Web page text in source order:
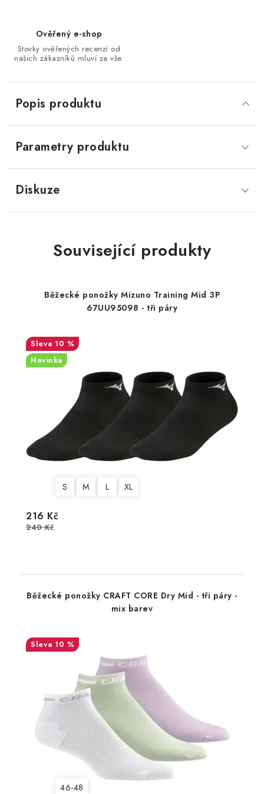
Ověřený e-shop
Stovky ověřených recenzí od
našich zákazníků mluví za vše.
Popis produktu
Parametry produktu
Diskuze
Související produkty
Běžecké ponožky Mizuno Training Mid 3P
67UU95098 - tři páry
10 %
Novinka
S M L XL
216 Kč
240 Kč
Běžecké ponožky CRAFT CORE Dry Mid - tři páry -
mix barev
10 %
46-48